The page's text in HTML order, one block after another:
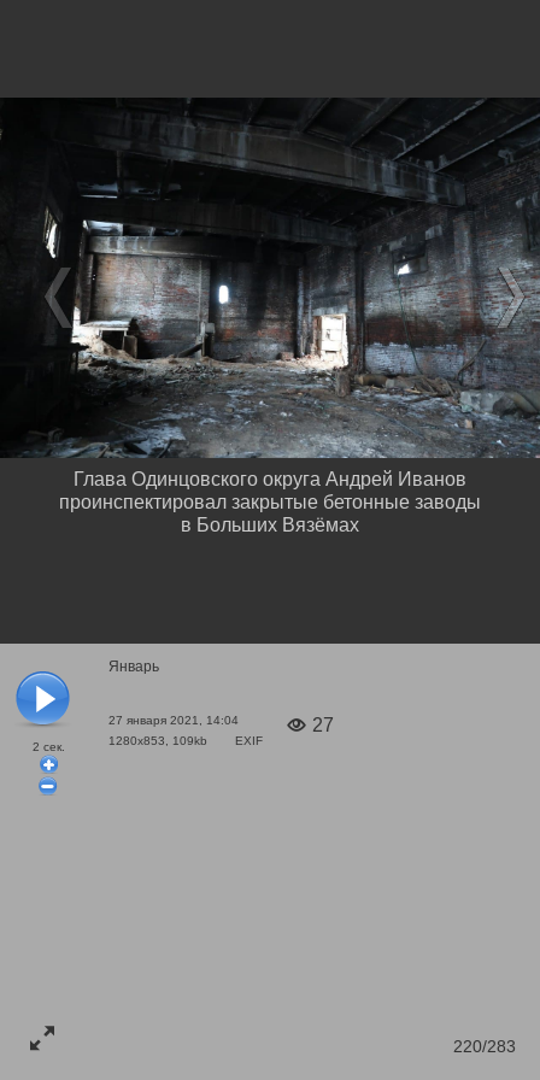
2 сек.
Январь
27 января 2021, 14:04
1280x853, 109kb
EXIF
27
220/283
Глава Одинцовского округа Андрей Иванов
проинспектировал закрытые бетонные заводы
в Больших Вязёмах